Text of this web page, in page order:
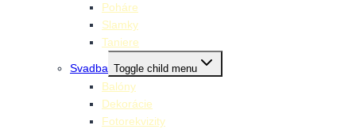
Poháre
Slamky
Taniere
Svadba Toggle child menu
Balóny
Dekorácie
Fotorekvizity